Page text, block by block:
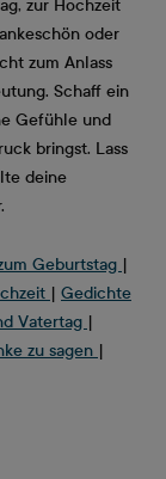
zur Hochzeit
oder
zum Anlass
Schaff ein
Gefühle und
bringst. Lass
deine
Geburtstag |
| Gedichte
Vatertag |
zu sagen |